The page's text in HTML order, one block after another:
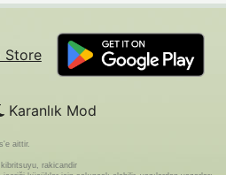
Karanlık Mod
aittir.
rakicandir